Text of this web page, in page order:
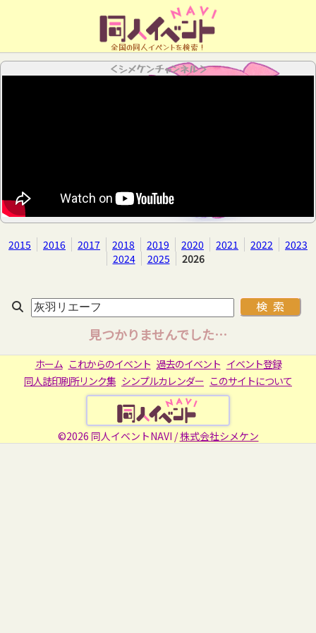
全国の同人イベントを検索！
＜シメケンチャンネル＞
2015 2016 2017 2018 2019 2020 2021 2022
2023
2024
2025 2026
見つかりませんでした…
ホーム これからのイベント 過去のイベント イベント登録
同人誌印刷所リンク集 シンプルカレンダー このサイトについて
©2026 同人イベントNAVI /株式会社シメケン